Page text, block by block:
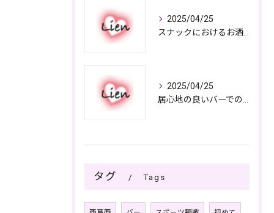
2025/04/25
2025/04/25
タグ Tags